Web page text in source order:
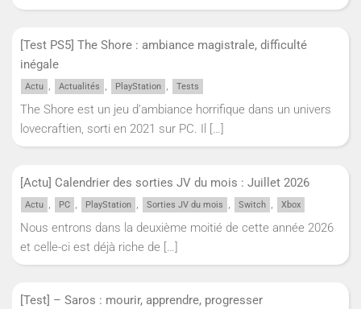
[Test PS5] The Shore : ambiance magistrale, difficulté
inégale
Actu , Actualités , PlayStation , Tests
The Shore est un jeu d’ambiance horrifique dans un univers
lovecraftien, sorti en 2021 sur PC. Il […]
[Actu] Calendrier des sorties JV du mois : Juillet 2026
Actu , PC , PlayStation , Sorties JV du mois , Switch , Xbox
Nous entrons dans la deuxième moitié de cette année 2026
et celle-ci est déjà riche de […]
[Test] – Saros : mourir, apprendre, progresser